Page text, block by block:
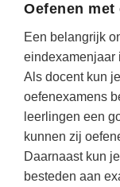
Feest- en
Kerstfeest
Nieuws
Verzorging
AI voor
Oefenen met
Een belangrijk
eindexamenjaar
Als docent kun
oefenexamens
leerlingen een
kunnen zij
Daarnaast kun
besteden aan